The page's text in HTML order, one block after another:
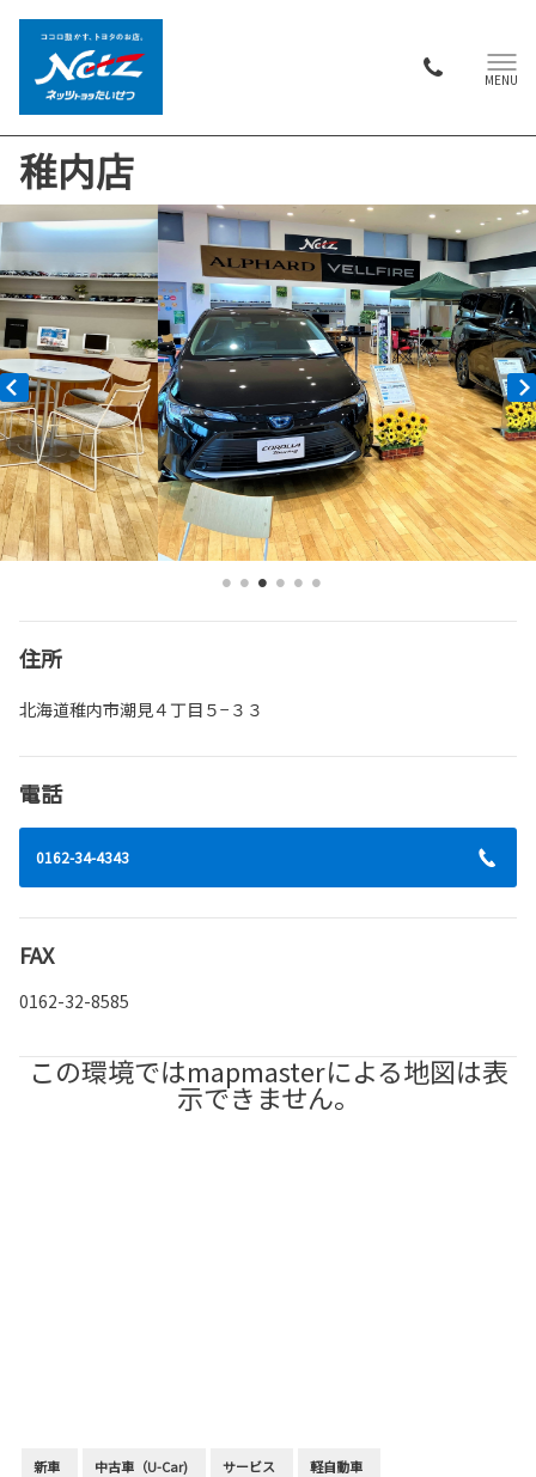
MENU
稚内店
住所
北海道稚内市潮見４丁目５−３３
電話
0162-34-4343
FAX
0162-32-8585
新車 中古車（U-Car) サービス 軽自動車
この環境ではmapmasterによる地図は表
示できません。